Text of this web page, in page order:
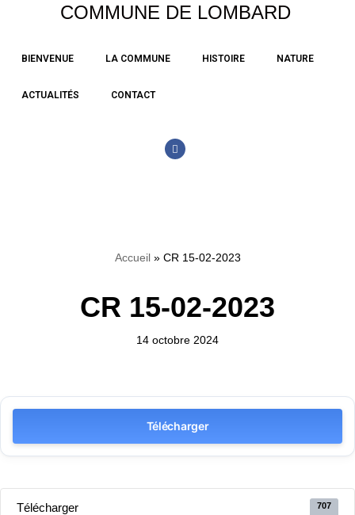
au
COMMUNE DE LOMBARD
BIENVENUE LA COMMUNE HISTOIRE NATURE
ACTUALITÉS CONTACT
Accueil» CR 15-02-2023
CR 15-02-2023
14 octobre 2024
Télécharger
Télécharger 707